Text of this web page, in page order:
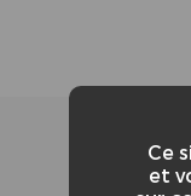
Ce
et